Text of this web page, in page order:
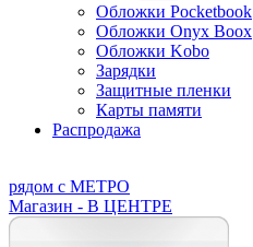
Обложки Pocketbook
Обложки Onyx Boox
Обложки Kobo
Зарядки
Защитные пленки
Карты памяти
Распродажа
рядом с МЕТРО
Магазин - В ЦЕНТРЕ